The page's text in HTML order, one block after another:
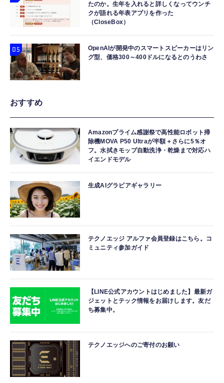
たのか。生年を入れると詳しくなってウンチ
クが語れる年表アプリを作った
（CloseBox）
OpenAIが開発中のスマートスピーカーはリン
グ型、価格300～400ドルになるとのうわさ
おすすめ
Amazonプライム感謝祭で高性能ロボット掃
除機MOVA P50 Ultraが半額＋さらに5％オ
フ。水拭きモップ自動洗浄・乾燥まで対応ハ
イエンドモデル
生成AIグラビアギャラリー
テクノエッジ アルファ会員登録はこちら。コ
ミュニティ参加ガイド
【LINE公式アカウントはじめました】最新ガ
ジェットとテック情報をお届けします。友だ
ち募集中。
テクノエッジへのご寄付のお願い